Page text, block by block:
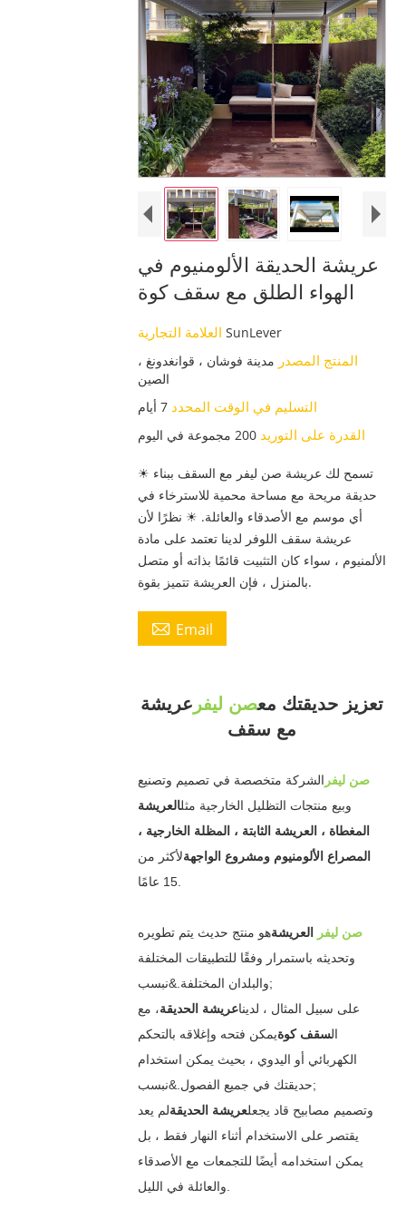
عريشة الحديقة الألومنيوم في
الهواء الطلق مع سقف كوة
SunLever
المنتج المصدر مدينة فوشان ، قوانغدونغ ،
الصين
التسليم في الوقت المحدد7 أيام
القدرة على التوريد200 مجموعة في اليوم
☀ تسمح لك عريشة صن ليفر مع السقف ببناء
حديقة مريحة مع مساحة محمية للاسترخاء في
أي موسم مع الأصدقاء والعائلة. ☀ نظرًا لأن
عريشة سقف اللوفر لدينا تعتمد على مادة
الألمنيوم ، سواء كان التثبيت قائمًا بذاته أو متصل
بالمنزل ، فإن العريشة تتميز بقوة.
 Email
تعزيز حديقتك معصن ليفر عريشة
مع سقف
صن ليفر الشركة متخصصة في تصميم وتصنيع
وبيع منتجات التظليل الخارجية مثلالعريشة
المغطاة ، العريشة الثابتة ، المظلة الخارجية ،
المصراع الألومنيوم ومشروع الواجهةلأكثر من
15 عامًا.
صن ليفر العريشةهو منتج حديث يتم تطويره
وتحديثه باستمرار وفقًا للتطبيقات المختلفة
والبلدان المختلفة.&نبسب;
على سبيل المثال ، لديناعريشة الحديقة، مع
السقف كوةيمكن فتحه وإغلاقه بالتحكم
الكهربائي أو اليدوي ، بحيث يمكن استخدام
حديقتك في جميع الفصول.&نبسب;
وتصميم مصابيح قاد يجعلعريشة الحديقةلم يعد
يقتصر على الاستخدام أثناء النهار فقط ، بل
يمكن استخدامه أيضًا للتجمعات مع الأصدقاء